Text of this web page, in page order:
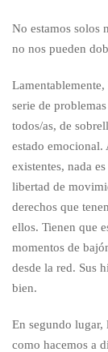
No estamos solos
no nos pueden
serie de
todos/as, de
estado emocional.
existentes, nada
libertad de
derechos que
ellos. Tienen que
momentos de
desde la red. Sus
bien.
En segundo lugar,
como hacemos a